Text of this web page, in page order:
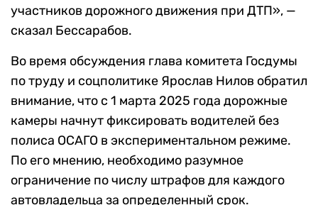
участников дорожного движения при ДТП», —
сказал Бессарабов.
Во время обсуждения глава комитета Госдумы
по труду и соцполитике Ярослав Нилов обратил
внимание, что с 1 марта 2025 года дорожные
камеры начнут фиксировать водителей без
полиса ОСАГО в экспериментальном режиме.
По его мнению, необходимо разумное
ограничение по числу штрафов для каждого
автовладельца за определенный срок.